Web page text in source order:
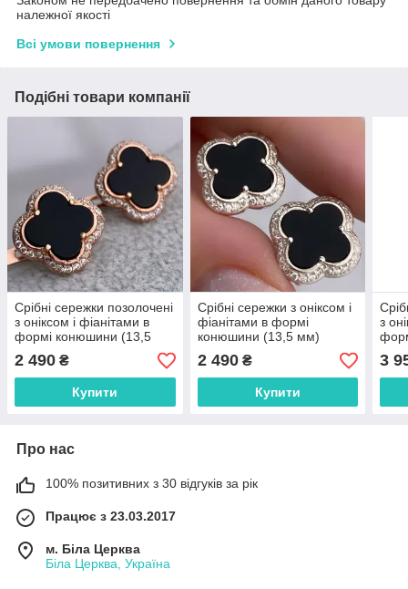
належної якості
Всі умови повернення
Подібні товари компанії
Срібні сережки позолочені
з оніксом і фіанітами в
формі конюшини (13,5
мм) ПЛ-104
2 490 ₴
Купити
Срібні сережки з оніксом і
фіанітами в формі
конюшини (13,5 мм)
ПЛ-104
2 490₴
Купити
з
УМ-
3
Про нас
100% позитивних з 30 відгуків за рік
Працює з 23.03.2017
м. Біла Церква
Біла Церква, Україна